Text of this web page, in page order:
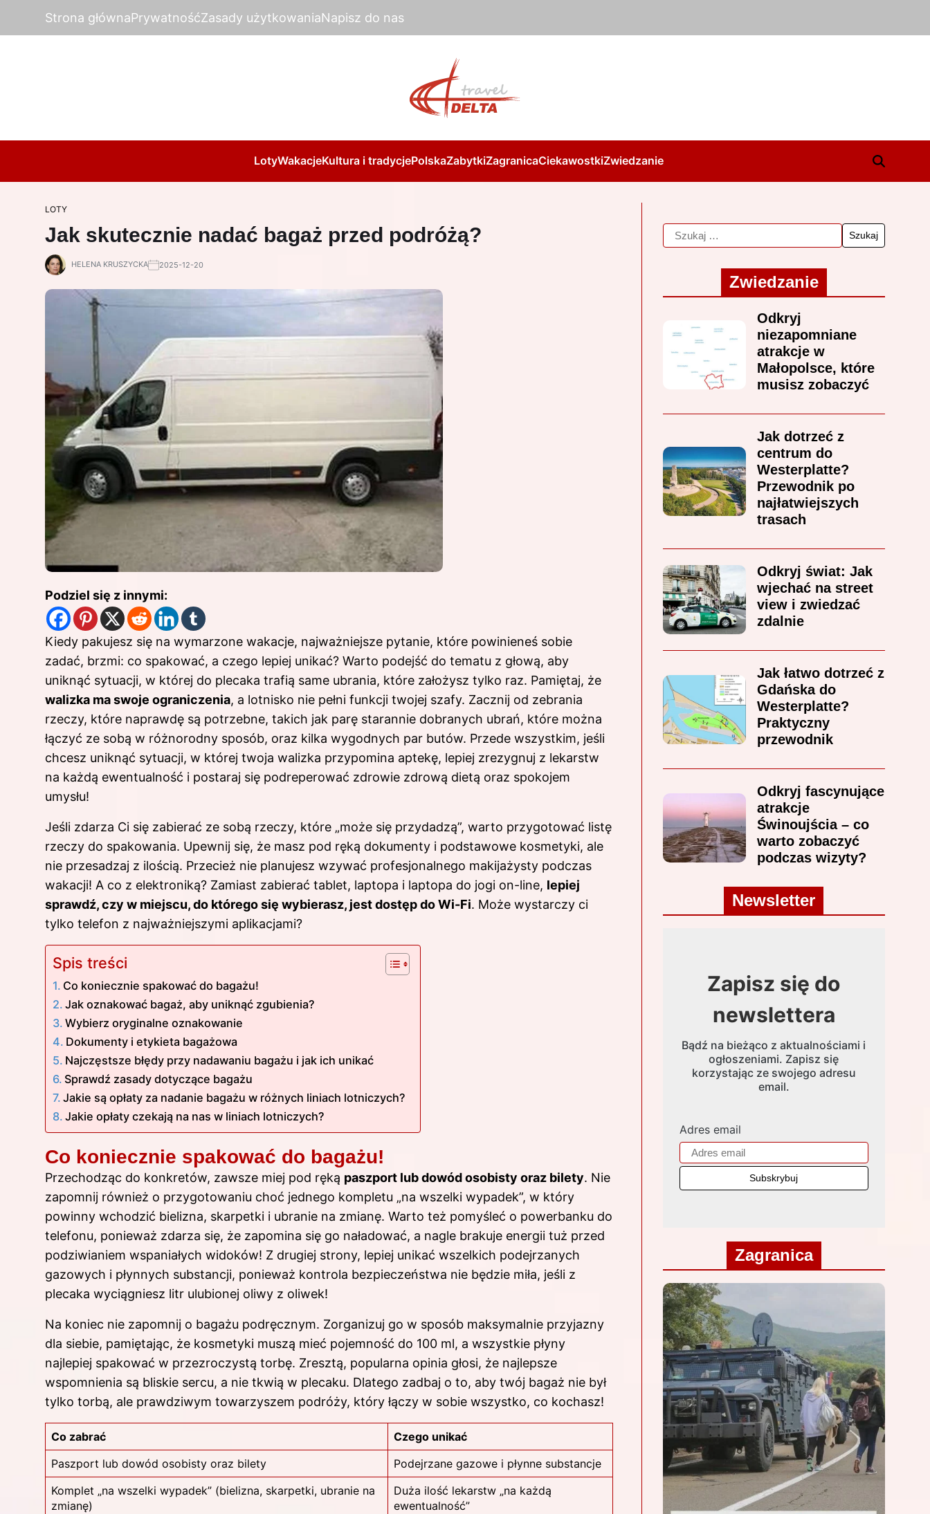
Strona głównaPrywatnośćZasady użytkowaniaNapisz do nas
LotyWakacjeKultura i tradycjePolskaZabytkiZagranicaCiekawostkiZwiedzanie
LOTY
Jak skutecznie nadać bagaż przed podróżą?
HELENA KRUSZYCKA 2025-12-20
Podziel się z innymi:
Kiedy pakujesz się na wymarzone wakacje, najważniejsze pytanie, które powinieneś sobie
zadać, brzmi: co spakować, a czego lepiej unikać? Warto podejść do tematu z głową, aby
uniknąć sytuacji, w której do plecaka trafią same ubrania, które założysz tylko raz. Pamiętaj, że
walizka ma swoje ograniczenia, a lotnisko nie pełni funkcji twojej szafy. Zacznij od zebrania
rzeczy, które naprawdę są potrzebne, takich jak parę starannie dobranych ubrań, które można
łączyć ze sobą w różnorodny sposób, oraz kilka wygodnych par butów. Przede wszystkim, jeśli
chcesz uniknąć sytuacji, w której twoja walizka przypomina aptekę, lepiej zrezygnuj z lekarstw
na każdą ewentualność i postaraj się podreperować zdrowie zdrową dietą oraz spokojem
umysłu!
Jeśli zdarza Ci się zabierać ze sobą rzeczy, które „może się przydadzą”, warto przygotować listę
rzeczy do spakowania. Upewnij się, że masz pod ręką dokumenty i podstawowe kosmetyki, ale
nie przesadzaj z ilością. Przecież nie planujesz wzywać profesjonalnego makijażysty podczas
wakacji! A co z elektroniką? Zamiast zabierać tablet, laptopa i laptopa do jogi on-line, lepiej
sprawdź, czy w miejscu, do którego się wybierasz, jest dostęp do Wi-Fi. Może wystarczy ci
tylko telefon z najważniejszymi aplikacjami?
Spis treści
Co koniecznie spakować do bagażu!
Jak oznakować bagaż, aby uniknąć zgubienia?
Wybierz oryginalne oznakowanie
Dokumenty i etykieta bagażowa
Najczęstsze błędy przy nadawaniu bagażu i jak ich unikać
Sprawdź zasady dotyczące bagażu
Jakie są opłaty za nadanie bagażu w różnych liniach lotniczych?
Jakie opłaty czekają na nas w liniach lotniczych?
Co koniecznie spakować do bagażu!
Przechodząc do konkretów, zawsze miej pod ręką paszport lub dowód osobisty oraz bilety. Nie
zapomnij również o przygotowaniu choć jednego kompletu „na wszelki wypadek”, w który
powinny wchodzić bielizna, skarpetki i ubranie na zmianę. Warto też pomyśleć o powerbanku do
telefonu, ponieważ zdarza się, że zapomina się go naładować, a nagle brakuje energii tuż przed
podziwianiem wspaniałych widoków! Z drugiej strony, lepiej unikać wszelkich podejrzanych
gazowych i płynnych substancji, ponieważ kontrola bezpieczeństwa nie będzie miła, jeśli z
plecaka wyciągniesz litr ulubionej oliwy z oliwek!
Na koniec nie zapomnij o bagażu podręcznym. Zorganizuj go w sposób maksymalnie przyjazny
dla siebie, pamiętając, że kosmetyki muszą mieć pojemność do 100 ml, a wszystkie płyny
najlepiej spakować w przezroczystą torbę. Zresztą, popularna opinia głosi, że najlepsze
wspomnienia są bliskie sercu, a nie tkwią w plecaku. Dlatego zadbaj o to, aby twój bagaż nie był
tylko torbą, ale prawdziwym towarzyszem podróży, który łączy w sobie wszystko, co kochasz!
Co zabrać
Czego unikać
Paszport lub dowód osobisty oraz bilety
Podejrzane gazowe i płynne substancje
Komplet „na wszelki wypadek” (bielizna, skarpetki, ubranie na
zmianę)
Duża ilość lekarstw „na każdą
ewentualność”
Zwiedzanie
Odkryj
niezapomniane
atrakcje w
Małopolsce, które
musisz zobaczyć
Jak dotrzeć z
centrum do
Westerplatte?
Przewodnik po
najłatwiejszych
trasach
Odkryj świat: Jak
wjechać na street
view i zwiedzać
zdalnie
Jak łatwo dotrzeć z
Gdańska do
Westerplatte?
Praktyczny
przewodnik
Odkryj fascynujące
atrakcje
Świnoujścia – co
warto zobaczyć
podczas wizyty?
Newsletter
Zapisz się do
newslettera
Bądź na bieżąco z aktualnościami i
ogłoszeniami. Zapisz się
korzystając ze swojego adresu
email.
Adres email
Zagranica